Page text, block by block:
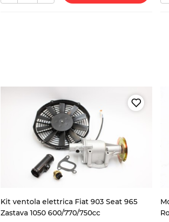
Kit ventola elettrica Fiat 903 Seat 965
Zastava 1050 600/770/750cc